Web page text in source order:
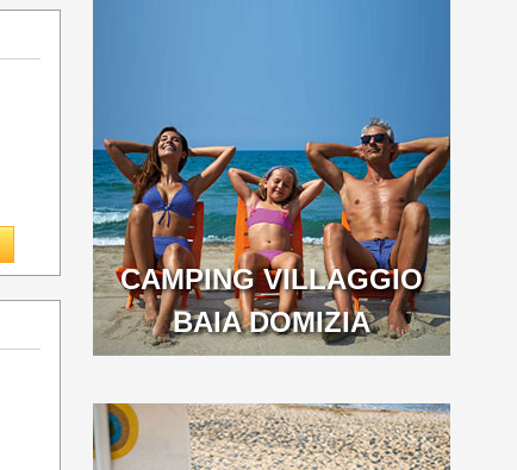
CAMPING VILLAGGIO
BAIA DOMIZIA